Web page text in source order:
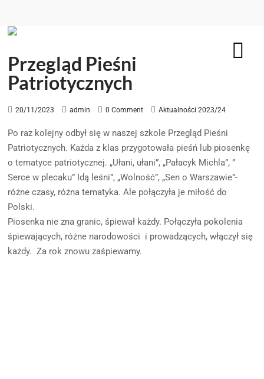
Przegląd Pieśni
Patriotycznych
20/11/2023 admin 0 Comment Aktualności 2023/24
Po raz kolejny odbył się w naszej szkole Przegląd Pieśni
Patriotycznych. Każda z klas przygotowała pieśń lub piosenkę
o tematyce patriotycznej. „Ułani, ułani”, „Pałacyk Michla”, ”
Serce w plecaku” Idą leśni”, „Wolność”, „Sen o Warszawie”-
różne czasy, różna tematyka. Ale połączyła je miłość do
Polski.
Piosenka nie zna granic, śpiewał każdy. Połączyła pokolenia
śpiewających, różne narodowości i prowadzących, włączył się
każdy. Za rok znowu zaśpiewamy.